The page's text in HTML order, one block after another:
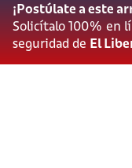
¡Postúlate a este
Solicítalo 100% en
seguridad de El